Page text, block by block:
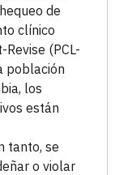
de
clínico
(PCL-
población
los
están
tanto, se
o violar